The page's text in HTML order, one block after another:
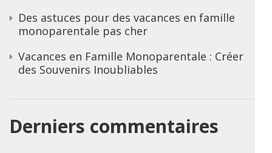
Des astuces pour des vacances en famille
monoparentale pas cher
Vacances en Famille Monoparentale : Créer
des Souvenirs Inoubliables
Derniers commentaires